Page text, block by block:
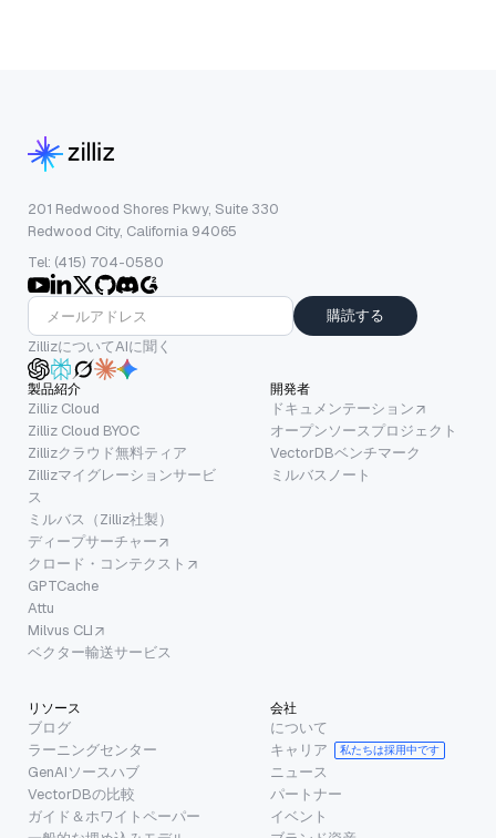
201 Redwood Shores Pkwy, Suite 330
Redwood City, California 94065
Tel: (415) 704-0580
購読する
ZillizについてAIに聞く
製品紹介
Zilliz Cloud
Zilliz Cloud BYOC
Zillizクラウド無料ティア
Zillizマイグレーションサービ
ス
ミルバス（Zilliz社製）
ディープサーチャー
クロード・コンテクスト
GPTCache
Attu
Milvus CLI
ベクター輸送サービス
開発者
ドキュメンテーション
オープンソースプロジェクト
VectorDBベンチマーク
ミルバスノート
リソース
ブログ
ラーニングセンター
GenAIソースハブ
VectorDBの比較
ガイド＆ホワイトペーパー
会社
について
キャリア
私たちは採用中です
ニュース
パートナー
イベント